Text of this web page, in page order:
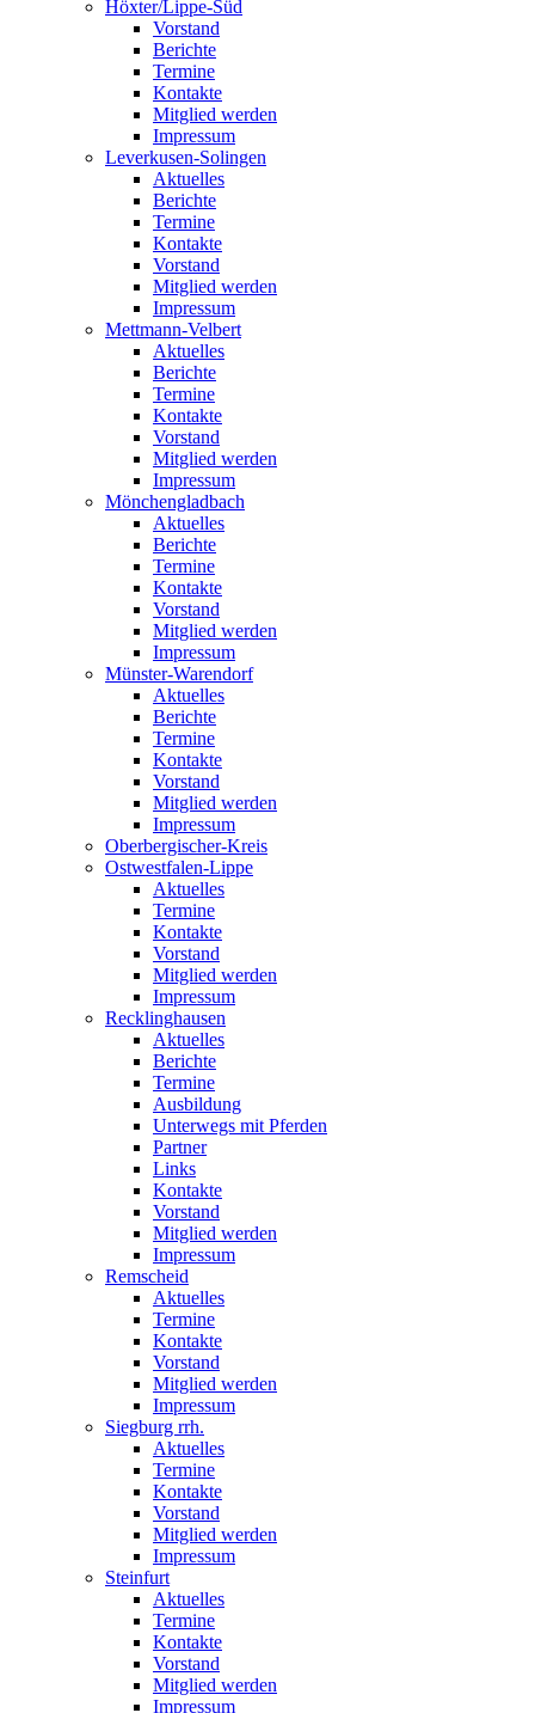
Höxter/Lippe-Süd
Vorstand
Berichte
Termine
Kontakte
Mitglied werden
Impressum
Leverkusen-Solingen
Aktuelles
Berichte
Termine
Kontakte
Vorstand
Mitglied werden
Impressum
Mettmann-Velbert
Aktuelles
Berichte
Termine
Kontakte
Vorstand
Mitglied werden
Impressum
Mönchengladbach
Aktuelles
Berichte
Termine
Kontakte
Vorstand
Mitglied werden
Impressum
Münster-Warendorf
Aktuelles
Berichte
Termine
Kontakte
Vorstand
Mitglied werden
Impressum
Oberbergischer-Kreis
Ostwestfalen-Lippe
Aktuelles
Termine
Kontakte
Vorstand
Mitglied werden
Impressum
Recklinghausen
Aktuelles
Berichte
Termine
Ausbildung
Unterwegs mit Pferden
Partner
Links
Kontakte
Vorstand
Mitglied werden
Impressum
Remscheid
Aktuelles
Termine
Kontakte
Vorstand
Mitglied werden
Impressum
Siegburg rrh.
Aktuelles
Termine
Kontakte
Vorstand
Mitglied werden
Impressum
Steinfurt
Aktuelles
Termine
Kontakte
Vorstand
Mitglied werden
Impressum